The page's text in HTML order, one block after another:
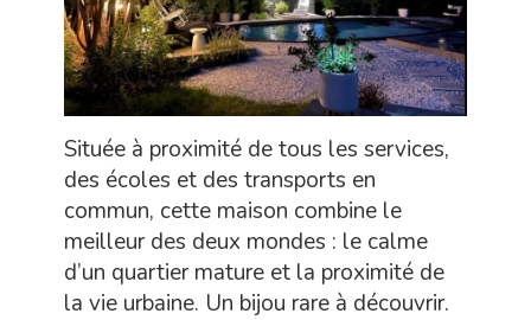
Située à proximité de tous les services,
des écoles et des transports en
commun, cette maison combine le
meilleur des deux mondes : le calme
d’un quartier mature et la proximité de
la vie urbaine. Un bijou rare à découvrir.